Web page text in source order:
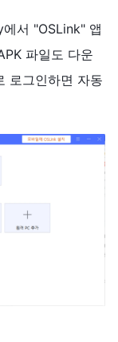
서 "OSLink" 앱
파일도 다운
로그인하면 자동